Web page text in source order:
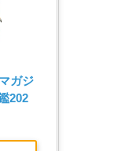
ガジ
202